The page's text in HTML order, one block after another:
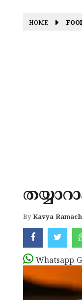
HOME
ByKavya
Whatsapp